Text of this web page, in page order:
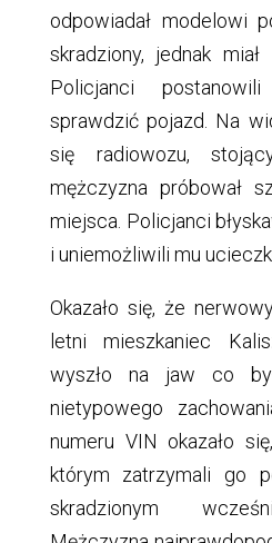
odpowiadał modelowi
skradziony, jednak miał
Policjanci
sprawdzić pojazd. Na
się radiowozu,
mężczyzna próbował
miejsca. Policjanci
i uniemożliwili mu
Okazało się, że
letni mieszkaniec
wyszło na jaw co
nietypowego
numeru VIN okazało
którym zatrzymali go
skradzionym